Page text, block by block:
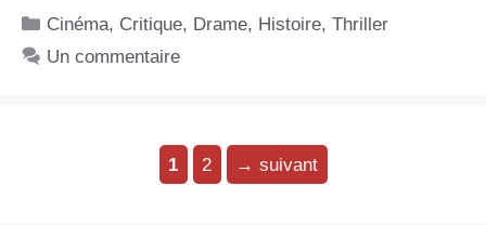
Catégories
Cinéma, Critique, Drame, Histoire,Thriller
Un commentaire
Page
1
Page
2
→ suivant